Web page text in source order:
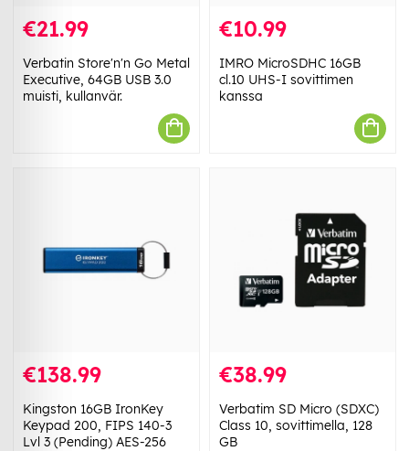
€21.99
Verbatin Store'n'n Go Metal
Executive, 64GB USB 3.0
muisti, kullanvär.
€10.99
IMRO MicroSDHC 16GB
cl.10 UHS-I sovittimen
kanssa
€138.99
Kingston 16GB IronKey
Keypad 200, FIPS 140-3
Lvl 3 (Pending) AES-256
€38.99
Verbatim SD Micro (SDXC)
Class 10, sovittimella, 128
GB